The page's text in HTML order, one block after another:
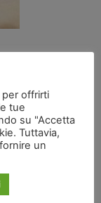
per offrirti
tue
su "Accetta
Tuttavia,
un